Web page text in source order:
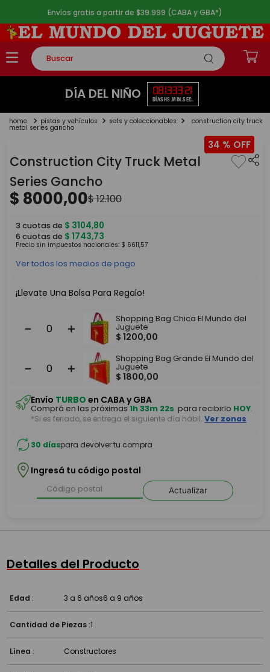
Envíos gratis a partir de $39.999 (CABA y GBA*)
Buscar
TÉRMINOS MÁS BUSCADOS
2.
lego
4.
monopatin
5. toy story
DÍA DEL NIÑO 08
DÍAS
13
HS.
33
MIN.
21
SEG.
pistas y vehículos sets y coleccionables construction city truck
metal series gancho
34 %
Construction City Truck Metal
Series Gancho
$ 8000,00$12.100
3 cuotas de $ 3104,80
6 cuotas de $ 1743,73
Precio sin impuestos nacionales: $ 6611,57
Ver todos los medios de pago
¡Llevate Una Bolsa Para Regalo!
＋
－
Shopping Bag Chica El Mundo del
Juguete
$ 1200,00
＋
－
Shopping Bag Grande El Mundo del
Juguete
$ 1800,00
Envío TURBO en CABA y GBA
Comprá en las próximas1h 33m 22s para recibirlo HOY.
*Si es feriado, se entrega el siguiente día hábil. Ver zonas
30 díaspara devolver tu compra
Ingresá tu código postal
Actualizar
Detalles del Producto
Edad : 3 a 6 años6 a 9 años
Cantidad de Piezas :1
Línea : Constructores